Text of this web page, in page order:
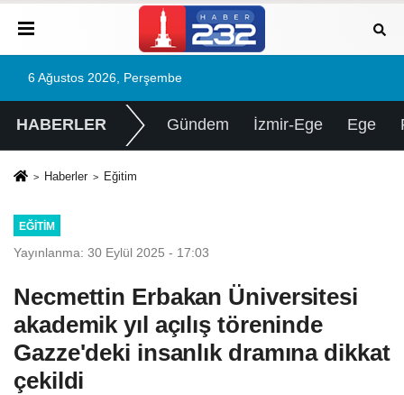
6 Ağustos 2026, Perşembe
HABERLER Gündem İzmir-Ege Ege
Haberler Eğitim
EĞITIM
Yayınlanma: 30 Eylül 2025 - 17:03
Necmettin Erbakan Üniversitesi
akademik yıl açılış töreninde
Gazze'deki insanlık dramına dikkat
çekildi